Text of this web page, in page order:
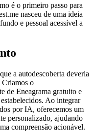
é o primeiro passo para
nasceu de uma ideia
e pessoal acessível a
a autodescoberta deveria
Criamos o
de Eneagrama gratuito e
Ao integrar
por IA, oferecemos um
personalizado, ajudando
compreensão acionável.